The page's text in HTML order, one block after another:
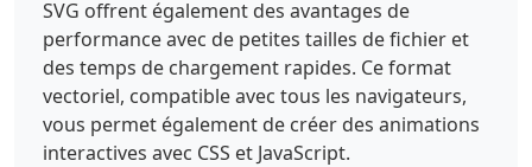
SVG offrent également des avantages de
performance avec de petites tailles de fichier et
des temps de chargement rapides. Ce format
vectoriel, compatible avec tous les navigateurs,
vous permet également de créer des animations
interactives avec CSS et JavaScript.